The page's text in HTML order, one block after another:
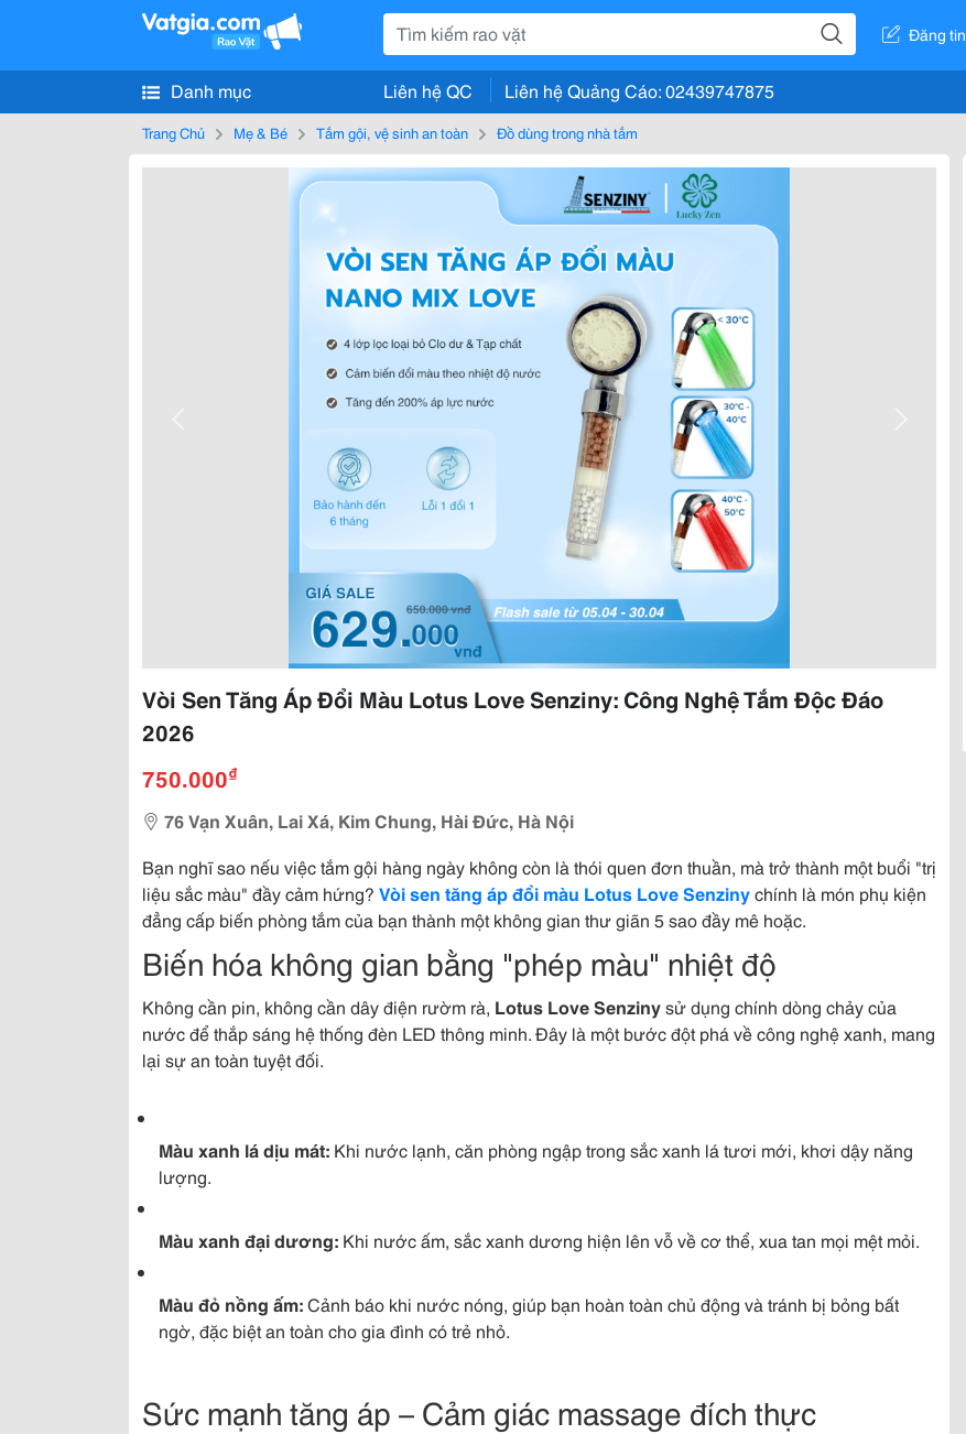
Đăng tin
Danh mục Liên hệ QC Liên hệ Quảng Cáo: 02439747875
Trang Chủ Mẹ & Bé Tắm gội, vệ sinh an toàn Đồ dùng trong nhà tắm
Vòi Sen Tăng Áp Đổi Màu Lotus Love Senziny: Công Nghệ Tắm Độc Đáo
2026
750.000₫
76 Vạn Xuân, Lai Xá, Kim Chung, Hài Đức, Hà Nội
Bạn nghĩ sao nếu việc tắm gội hàng ngày không còn là thói quen đơn thuần, mà trở thành một buổi "trị
liệu sắc màu" đầy cảm hứng? Vòi sen tăng áp đổi màu Lotus Love Senzinychính là món phụ kiện
đẳng cấp biến phòng tắm của bạn thành một không gian thư giãn 5 sao đầy mê hoặc.
Biến hóa không gian bằng "phép màu" nhiệt độ
Không cần pin, không cần dây điện rườm rà, Lotus Love Senzinysử dụng chính dòng chảy của
nước để thắp sáng hệ thống đèn LED thông minh. Đây là một bước đột phá về công nghệ xanh, mang
lại sự an toàn tuyệt đối.
Màu xanh lá dịu mát: Khi nước lạnh, căn phòng ngập trong sắc xanh lá tươi mới, khơi dậy năng
lượng.
Màu xanh đại dương: Khi nước ấm, sắc xanh dương hiện lên vỗ về cơ thể, xua tan mọi mệt mỏi.
Màu đỏ nồng ấm:Cảnh báo khi nước nóng, giúp bạn hoàn toàn chủ động và tránh bị bỏng bất
ngờ, đặc biệt an toàn cho gia đình có trẻ nhỏ.
Sức mạnh tăng áp – Cảm giác massage đích thực